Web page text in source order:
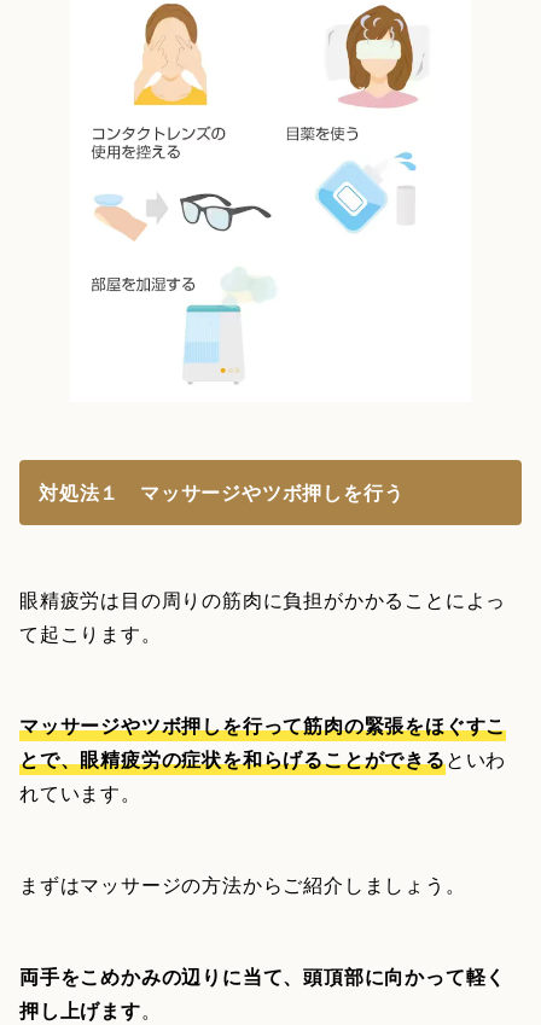
対処法１ マッサージやツボ押しを行う
眼精疲労は目の周りの筋肉に負担がかかることによっ
て起こります。
マッサージやツボ押しを行って筋肉の緊張をほぐすこ
とで、眼精疲労の症状を和らげることができるといわ
れています。
まずはマッサージの方法からご紹介しましょう。
両手をこめかみの辺りに当て、頭頂部に向かって軽く
押し上げます。